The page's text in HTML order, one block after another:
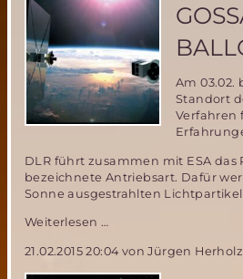
Münchner
Schüler
schreiben
in
der
Süddeutschen
Zeitung
über
Projekt
Archimedes
Am 03.02.
Standort
Verfahren
DLR führt zusammen mit ESA das
bezeichnete Antriebsart. Dafür
Sonne ausgestrahlten
Weiterlesen …
von
DLR
21.02.2015 20:04von Jürgen